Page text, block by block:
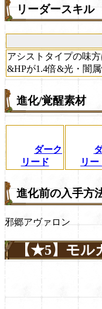
リーダースキル
アシストタイプの味
&HPが1.4倍&光・闇
進化/覚醒素材
ダーク
リード
リー
進化前の入手方
邪郷アヴァロン
【★5】モル